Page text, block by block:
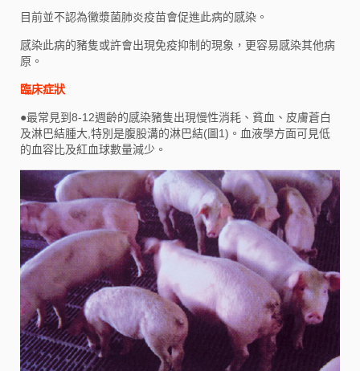
目前並不認為黴漿菌肺炎疫苗會促進此病的感染。
感染此病的豬隻或許會出現免疫抑制的現象，更容易感染其他病
原。
臨床症狀
●最常見到8-12週齡的感染豬隻出現慢性消耗、貧血、皮膚蒼白
及淋巴結腫大,特別是腹股溝的淋巴結(圖1)。血液學方面可見低
的血容比及紅血球數量減少。